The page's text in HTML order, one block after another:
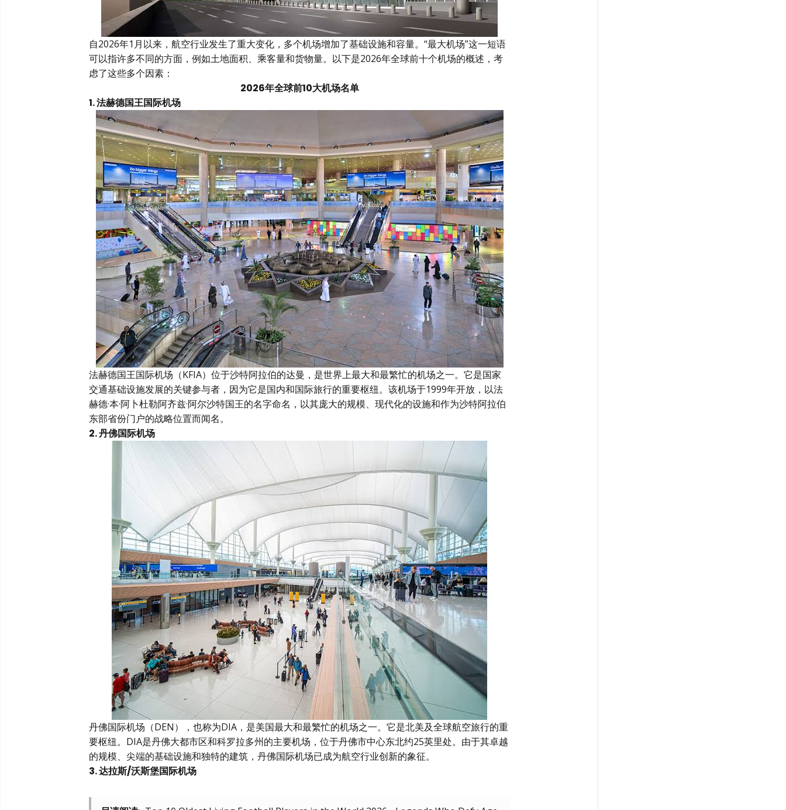
自2026年1月以来，航空行业发生了重大变化，多个机场增加了基础设施和容量。“最大机场”这一短语
可以指许多不同的方面，例如土地面积、乘客量和货物量。以下是2026年全球前十个机场的概述，考
虑了这些多个因素：
2026年全球前10大机场名单
1. 法赫德国王国际机场
法赫德国王国际机场（KFIA）位于沙特阿拉伯的达曼，是世界上最大和最繁忙的机场之一。它是国家
交通基础设施发展的关键参与者，因为它是国内和国际旅行的重要枢纽。该机场于1999年开放，以法
赫德·本·阿卜杜勒阿齐兹·阿尔沙特国王的名字命名，以其庞大的规模、现代化的设施和作为沙特阿拉伯
东部省份门户的战略位置而闻名。
2. 丹佛国际机场
丹佛国际机场（DEN），也称为DIA，是美国最大和最繁忙的机场之一。它是北美及全球航空旅行的重
要枢纽。DIA是丹佛大都市区和科罗拉多州的主要机场，位于丹佛市中心东北约25英里处。由于其卓越
的规模、尖端的基础设施和独特的建筑，丹佛国际机场已成为航空行业创新的象征。
3. 达拉斯/沃斯堡国际机场